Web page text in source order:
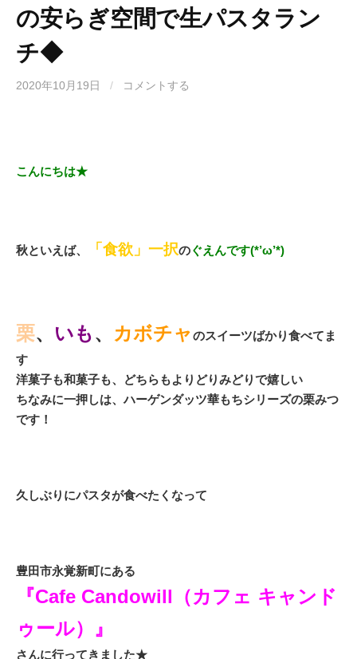
の安らぎ空間で生パスタラン
チ◆
2020年10月19日 / コメントする
こんにちは★
秋といえば、 「食欲」一択のぐえんです(*’ω’*)
栗、 いも、 カボチャのスイーツばかり食べてま
す
洋菓子も和菓子も、どちらもよりどりみどりで嬉しい
ちなみに一押しは、ハーゲンダッツ華もちシリーズの栗みつ
です！
久しぶりにパスタが食べたくなって
豊田市永覚新町にある
『Cafe Candowill（カフェ キャンド
ゥール）』
さんに行ってきました★